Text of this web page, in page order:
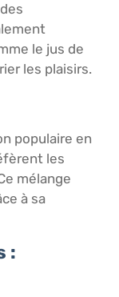
le jus de
les plaisirs.
populaire en
les
mélange
à sa
: